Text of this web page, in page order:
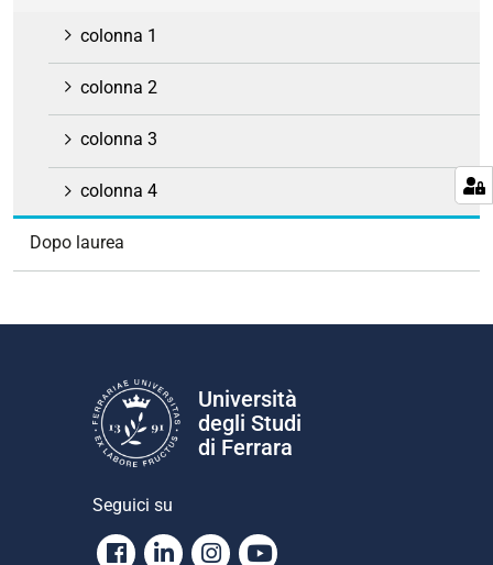
colonna 1
colonna 2
colonna 3
colonna 4
Dopo laurea
Università
degli Studi
di Ferrara
Seguici su
Facebook
LinkedinInstagram
Youtube